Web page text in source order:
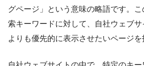
グページ」という意味の略語です。
索キーワードに対して、自社ウェブ
よりも優先的に表示させたいページを